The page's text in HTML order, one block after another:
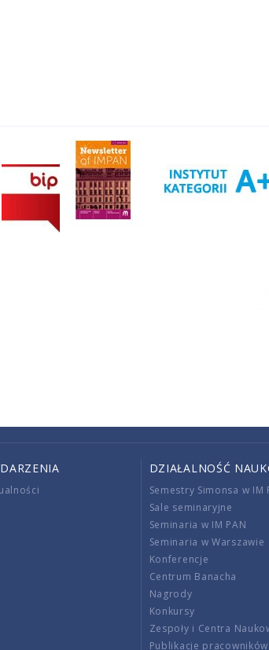
DZIAŁALNOŚĆ
Semestry Simonsa w IM
Sale seminaryjne
Seminaria w IM PAN
Seminaria w Warszawie
Konferencje
Centrum Banacha
Nagrody
Konkursy
Zespoły i Centra
Publikacje pracowników